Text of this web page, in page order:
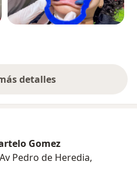
detalles
sobre la experiencia
Gomez
Pedro de Heredia,